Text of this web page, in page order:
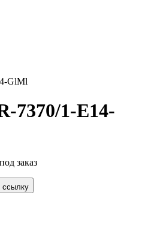
GlMl
7370/1-E14-
заказ
ссылку